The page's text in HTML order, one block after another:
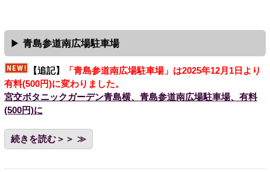
青島参道南広場駐車場
【追記】
「青島参道南広場駐車場」は2025年12月1日より
有料(500円)に変わりました。
宮交ボタニックガーデン青島横、青島参道南広場駐車場、有料
(500円)に
続きを読む＞＞